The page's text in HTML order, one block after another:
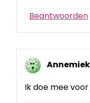
Beantwoorden
Annemiek
Ik doe mee voor